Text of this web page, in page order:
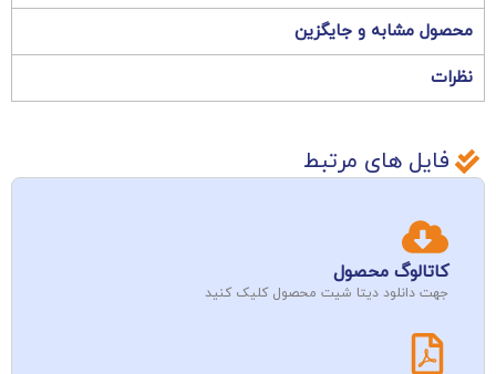
محصول مشابه و جایگزین
نظرات
فایل های مرتبط
کاتالوگ محصول
جهت دانلود دیتا شیت محصول کلیک کنید